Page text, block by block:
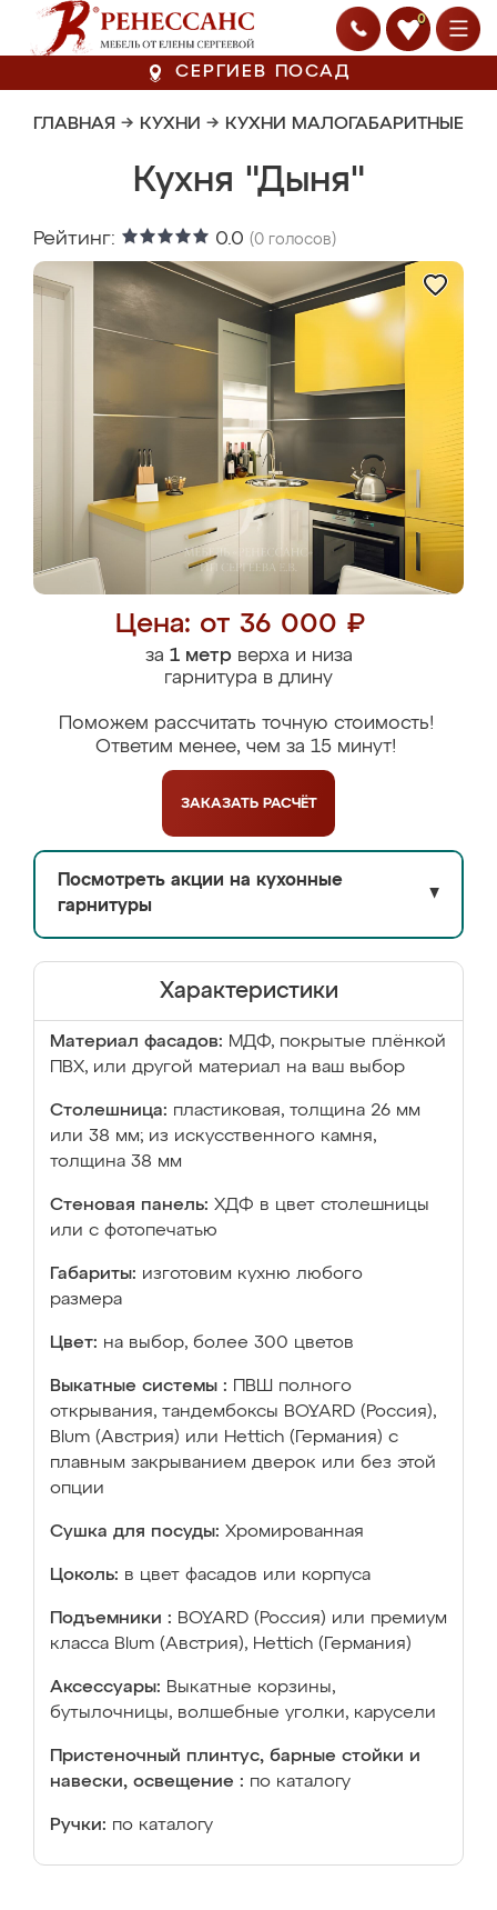
0
СЕРГИЕВ ПОСАД
ГЛАВНАЯ → КУХНИ → КУХНИ МАЛОГАБАРИТНЫЕ
Кухня "Дыня"
Рейтинг: 0.0 (0 голосов)
Цена: от 36 000 ₽
за 1 метрверха и низа
гарнитура в длину
Поможем рассчитать точную стоимость!
Ответим менее, чем за 15 минут!
ЗАКАЗАТЬ РАСЧЁТ
Посмотреть акции на кухонные
гарнитуры
▼
Характеристики
Материал фасадов: МДФ, покрытые плёнкой
ПВХ, или другой материал на ваш выбор
Столешница: пластиковая, толщина 26 мм
или 38 мм; из искусственного камня,
толщина 38 мм
Стеновая панель: ХДФ в цвет столешницы
или с фотопечатью
Габариты: изготовим кухню любого
размера
Цвет: на выбор, более 300 цветов
Выкатные системы :
ПВШ полного
открывания, тандембоксы BOYARD (Россия),
Blum (Австрия) или Hettich (Германия) с
плавным закрыванием дверок или без этой
опции
Сушка для посуды: Хромированная
Цоколь: в цвет фасадов или корпуса
Подъемники : BOYARD (Россия) или премиум
класса Blum (Австрия), Hettich (Германия)
Аксессуары: Выкатные корзины,
бутылочницы, волшебные уголки, карусели
Пристеночный плинтус, барные стойки и
навески, освещение : по каталогу
Ручки: по каталогу